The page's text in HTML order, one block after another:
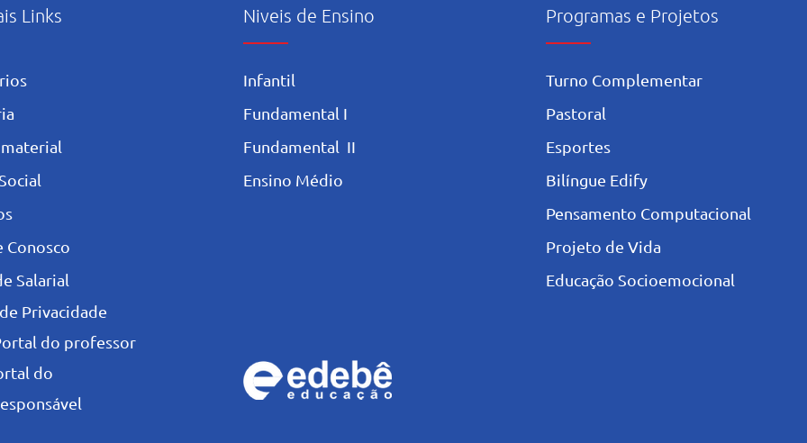
Links
l
Conosco
Salarial
Privacidade
do professor
do
Niveis de Ensino
Infantil
Fundamental I
Fundamental II
Ensino Médio
Programas e Projetos
Turno Complementar
Pastoral
Esportes
Bilíngue Edify
Pensamento Computacional
Projeto de Vida
Educação Socioemocional